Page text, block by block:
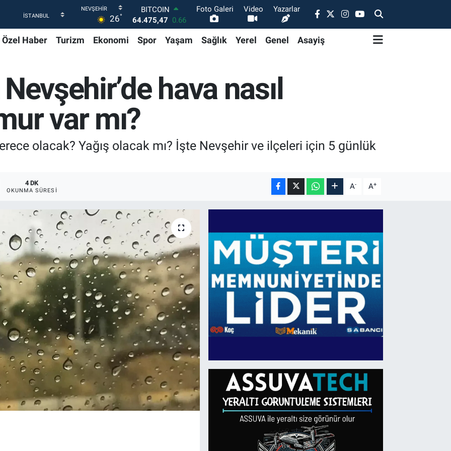
26°
DOLAR
47,5971
0.05
EURO
55,1336
0.18
6518.23 0.39
BİST100
64.475,47
Foto Galeri Video Yazarlar
Özel Haber Turizm Ekonomi Spor Yaşam Sağlık Yerel Genel Asayiş
hava nasıl
var mı?
olacak? Yağış olacak mı? İşte Nevşehir ve ilçeleri için 5 günlük
4 DK
OKUNMA SÜRESI A- A+